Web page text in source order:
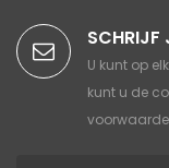
SCHRIJF
U kunt op
kunt u de